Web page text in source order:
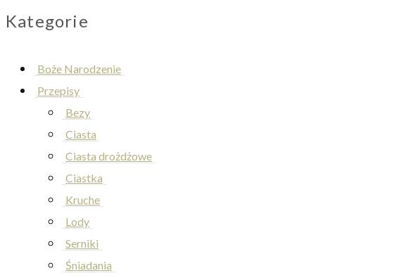
Kategorie
Boże Narodzenie
Przepisy
Bezy
Ciasta
Ciasta drożdżowe
Ciastka
Kruche
Lody
Serniki
Śniadania